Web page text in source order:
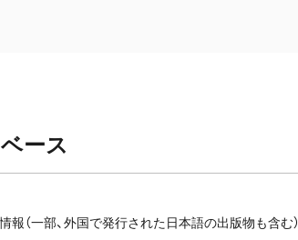
ース
（一部、外国で発行された日本語の出版物も含む）